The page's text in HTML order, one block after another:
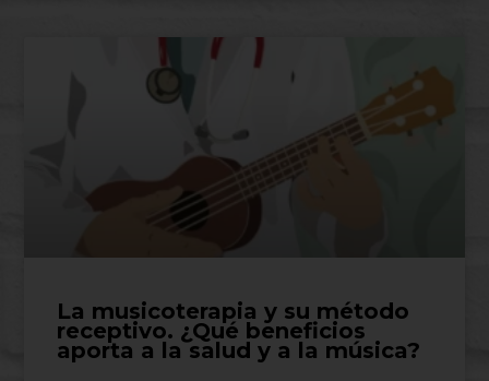
La musicoterapia y su método
receptivo. ¿Qué beneficios
aporta a la salud y a la música?